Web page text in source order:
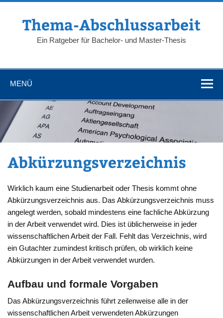
Zum
springenThema-Abschlussarbeit
Ein Ratgeber für Bachelor- und Master-Thesis
MENÜ
Abkürzungsverzeichnis
Wirklich kaum eine Studienarbeit oder Thesis kommt ohne
Abkürzungsverzeichnis aus. Das Abkürzungsverzeichnis muss
angelegt werden, sobald mindestens eine fachliche Abkürzung
in der Arbeit verwendet wird. Dies ist üblicherweise in jeder
wissenschaftlichen Arbeit der Fall. Fehlt das Verzeichnis, wird
ein Gutachter zumindest kritisch prüfen, ob wirklich keine
Abkürzungen in der Arbeit verwendet wurden.
Aufbau und formale Vorgaben
Das Abkürzungsverzeichnis führt zeilenweise alle in der
wissenschaftlichen Arbeit verwendeten Abkürzungen